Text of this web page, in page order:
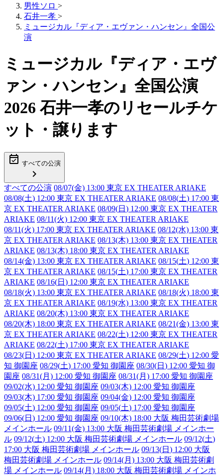
男性ソロ >
石井一孝 >
ミュージカル『ディア・エヴァン・ハンセン』全国公
演
ミュージカル『ディア・エヴ
ァン・ハンセン』全国公演
2026 石井一孝のリセールチケ
ット・譲ります
event_available すべての公演
chevron_right
すべての公演 08/07(金) 13:00 東京 EX THEATER ARIAKE
08/08(土) 12:00 東京 EX THEATER ARIAKE 08/08(土) 17:00 東
京 EX THEATER ARIAKE 08/09(日 ) 12:00 東京 EX THEATER
ARIAKE 08/11(火) 12:00 東京 EX THEATER ARIAKE
08/11(火) 17:00 東京 EX THEATER ARIAKE 08/12(水) 13:00 東
京 EX THEATER ARIAKE 08/13(木) 13:00 東京 EX THEATER
ARIAKE 08/13(木) 18:00 東京 EX THEATER ARIAKE
08/14(金) 13:00 東京 EX THEATER ARIAKE 08/15(土) 12:00 東
京 EX THEATER ARIAKE 08/15(土) 17:00 東京 EX THEATER
ARIAKE 08/16(日 ) 12:00 東京 EX THEATER ARIAKE
08/18(火) 13:00 東京 EX THEATER ARIAKE 08/18(火) 18:00 東
京 EX THEATER ARIAKE 08/19(水) 13:00 東京 EX THEATER
ARIAKE 08/20(木) 13:00 東京 EX THEATER ARIAKE
08/20(木) 18:00 東京 EX THEATER ARIAKE 08/21(金) 13:00 東
京 EX THEATER ARIAKE 08/22(土) 12:00 東京 EX THEATER
ARIAKE 08/22(土) 17:00 東京 EX THEATER ARIAKE
08/23(日 ) 12:00 東京 EX THEATER ARIAKE 08/29(土) 12:00 愛
知 御園座 08/29(土) 17:00 愛知 御園座 08/30(日 ) 12:00 愛知 御
園座 08/31(月) 12:00 愛知 御園座 08/31(月) 17:00 愛知 御園座
09/02(水) 12:00 愛知 御園座 09/03(木) 12:00 愛知 御園座
09/03(木) 17:00 愛知 御園座 09/04(金) 12:00 愛知 御園座
09/05(土) 12:00 愛知 御園座 09/05(土) 17:00 愛知 御園座
09/06(日 ) 12:00 愛知 御園座 09/10(木) 18:00 大阪 梅田芸術劇場
メインホール 09/11(金) 13:00 大阪 梅田芸術劇場 メインホー
ル 09/12(土) 12:00 大阪 梅田芸術劇場 メインホール 09/12(土)
17:00 大阪 梅田芸術劇場 メインホール 09/13(日 ) 12:00 大阪
梅田芸術劇場 メインホール 09/14(月) 13:00 大阪 梅田芸術劇
場 メインホール 09/14(月) 18:00 大阪 梅田芸術劇場 メインホ